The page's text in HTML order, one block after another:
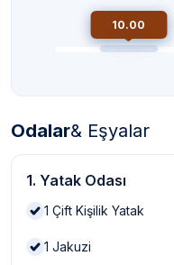
10.00
Odalar& Eşyalar
1. Yatak Odası
1 Çift Kişilik Yatak
1 Jakuzi